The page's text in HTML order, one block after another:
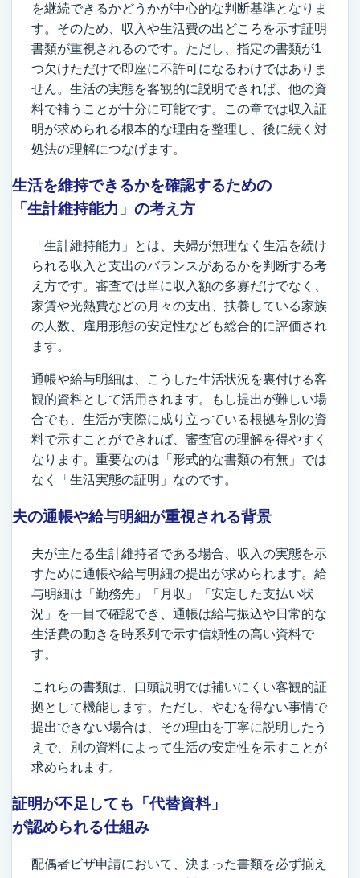
を継続できるかどうかが中心的な判断基準となりま
す。そのため、収入や生活費の出どころを示す証明
書類が重視されるのです。ただし、指定の書類が1
つ欠けただけで即座に不許可になるわけではありま
せん。生活の実態を客観的に説明できれば、他の資
料で補うことが十分に可能です。この章では収入証
明が求められる根本的な理由を整理し、後に続く対
処法の理解につなげます。
生活を維持できるかを確認するための
「生計維持能力」の考え方
「生計維持能力」とは、夫婦が無理なく生活を続け
られる収入と支出のバランスがあるかを判断する考
え方です。審査では単に収入額の多寡だけでなく、
家賃や光熱費などの月々の支出、扶養している家族
の人数、雇用形態の安定性なども総合的に評価され
ます。
通帳や給与明細は、こうした生活状況を裏付ける客
観的資料として活用されます。もし提出が難しい場
合でも、生活が実際に成り立っている根拠を別の資
料で示すことができれば、審査官の理解を得やすく
なります。重要なのは「形式的な書類の有無」では
なく「生活実態の証明」なのです。
夫の通帳や給与明細が重視される背景
夫が主たる生計維持者である場合、収入の実態を示
すために通帳や給与明細の提出が求められます。給
与明細は「勤務先」「月収」「安定した支払い状
況」を一目で確認でき、通帳は給与振込や日常的な
生活費の動きを時系列で示す信頼性の高い資料で
す。
これらの書類は、口頭説明では補いにくい客観的証
拠として機能します。ただし、やむを得ない事情で
提出できない場合は、その理由を丁寧に説明したう
えで、別の資料によって生活の安定性を示すことが
求められます。
証明が不足しても「代替資料」
が認められる仕組み
配偶者ビザ申請において、決まった書類を必ず揃え